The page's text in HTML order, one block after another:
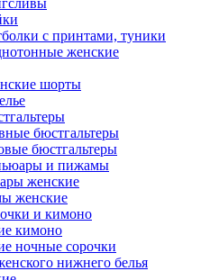
с принтами, туники
женские
шорты
бюстгальтеры
бюстгальтеры
и пижамы
женские
женские
и кимоно
кимоно
ночные сорочки
нижнего белья